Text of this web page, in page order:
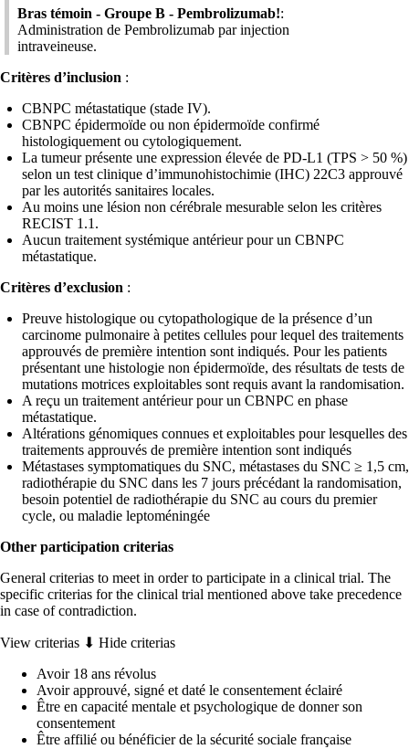
Bras témoin - Groupe B - Pembrolizumab!:
Administration de Pembrolizumab par injection
intraveineuse.
Critères d’inclusion :
CBNPC métastatique (stade IV).
CBNPC épidermoïde ou non épidermoïde confirmé
histologiquement ou cytologiquement.
La tumeur présente une expression élevée de PD-L1 (TPS > 50 %)
selon un test clinique d’immunohistochimie (IHC) 22C3 approuvé
par les autorités sanitaires locales.
Au moins une lésion non cérébrale mesurable selon les critères
RECIST 1.1.
Aucun traitement systémique antérieur pour un CBNPC
métastatique.
Critères d’exclusion :
Preuve histologique ou cytopathologique de la présence d’un
carcinome pulmonaire à petites cellules pour lequel des traitements
approuvés de première intention sont indiqués. Pour les patients
présentant une histologie non épidermoïde, des résultats de tests de
mutations motrices exploitables sont requis avant la randomisation.
A reçu un traitement antérieur pour un CBNPC en phase
métastatique.
Altérations génomiques connues et exploitables pour lesquelles des
traitements approuvés de première intention sont indiqués
Métastases symptomatiques du SNC, métastases du SNC ≥ 1,5 cm,
radiothérapie du SNC dans les 7 jours précédant la randomisation,
besoin potentiel de radiothérapie du SNC au cours du premier
cycle, ou maladie leptoméningée
Other participation criterias
General criterias to meet in order to participate in a clinical trial. The
specific criterias for the clinical trial mentioned above take precedence
in case of contradiction.
View criterias ⬇ Hide criterias
Avoir 18 ans révolus
Avoir approuvé, signé et daté le consentement éclairé
Être en capacité mentale et psychologique de donner son
consentement
Être affilié ou bénéficier de la sécurité sociale française